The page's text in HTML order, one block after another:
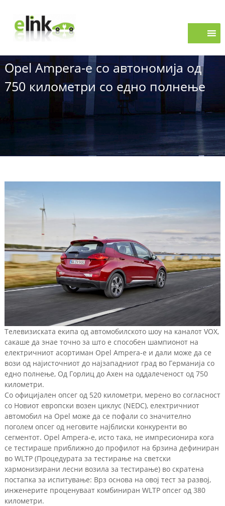
o
c
n
k
Opel Ampera-e со автономија од
750 километри со едно полнење
Телевизиската екипа од автомобилското шоу на каналот VOX,
сакаше да знае точно за што е способен шампионот на
електричниот асортиман Opel Ampera-e и дали може да се
вози од најисточниот до најзападниот град во Германија со
едно полнење, Од Горлиц до Ахен на оддалеченост од 750
километри.
Со официјален опсег од 520 километри, мерено во согласност
со Новиот европски возен циклус (NEDC), електричниот
автомобил на Opel може да се пофали со значително
поголем опсег од неговите најблиски конкуренти во
сегментот. Opel Ampera-e, исто така, не импресионира кога
се тестираше приближно до профилот на брзина дефиниран
во WLTP (Процедурата за тестирање на светски
хармонизирани лесни возила за тестирање) во скратена
постапка за испитување: Врз основа на овој тест за развој,
инженерите проценуваат комбиниран WLTP опсег од 380
километри.